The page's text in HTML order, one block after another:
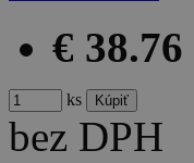
€ 38.76
ks
bez DPH